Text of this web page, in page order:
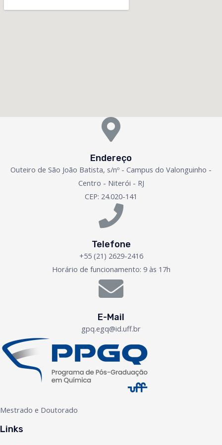
Endereço
Outeiro de São João Batista, s/nº - Campus do Valonguinho -
Centro - Niterói - RJ
CEP: 24.020-141
Telefone
+55 (21) 2629-2416
Horário de funcionamento: 9 às 17h
E-Mail
gpq.egq@id.uff.br
Mestrado e Doutorado
Links